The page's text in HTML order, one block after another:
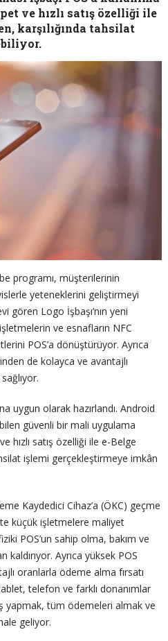
ve hızlı satış özelliği ile
karşılığında tahsilat
programı, müşterilerinin
yeteneklerini geliştirmeyi
gören Logo İşbaşı’nın yeni
ve esnafların NFC
POS’a dönüştürüyor. Ayrıca
de kolayca ve avantajlı
uygun olarak hazırlandı. Android
güvenli bir mali uygulama
hızlı satış özelliği ile e-Belge
işlemi gerçekleştirmeye imkân
Kaydedici Cihaz’a (ÖKC) geçme
küçük işletmelere maliyet
POS’un sahip olma, bakım ve
kaldırıyor. Ayrıca yüksek POS
oranlarla ödeme alma fırsatı
telefon ve farklı donanımlar
yapmak, tüm ödemeleri almak ve
geliyor.